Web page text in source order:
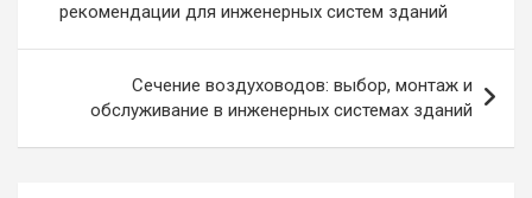
записям
рекомендации для инженерных систем зданий
Сечение воздуховодов: выбор, монтаж и
обслуживание в инженерных системах зданий